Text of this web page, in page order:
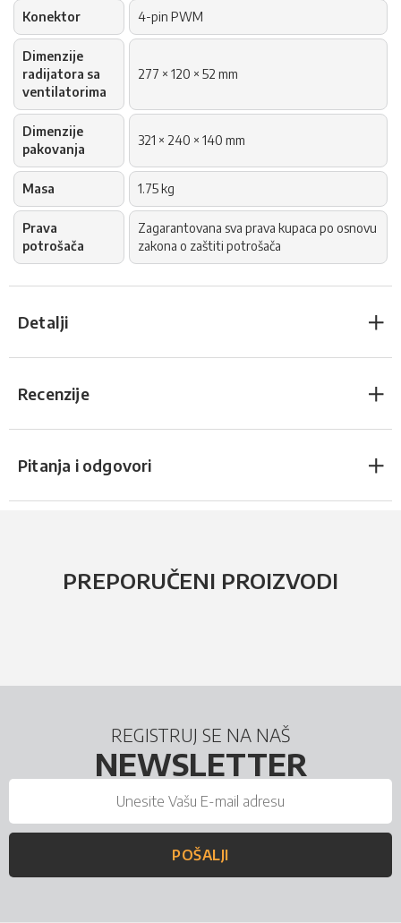
Konektor 4-pin PWM
Dimenzije
radijatora sa
ventilatorima
277 × 120 × 52 mm
Dimenzije
pakovanja
321 × 240 × 140 mm
Masa 1.75 kg
Prava
potrošača
Zagarantovana sva prava kupaca po osnovu
zakona o zaštiti potrošača
Detalji
Recenzije
Pitanja i odgovori
PREPORUČENI PROIZVODI
REGISTRUJ SE NA NAŠ
NEWSLETTER
POŠALJI